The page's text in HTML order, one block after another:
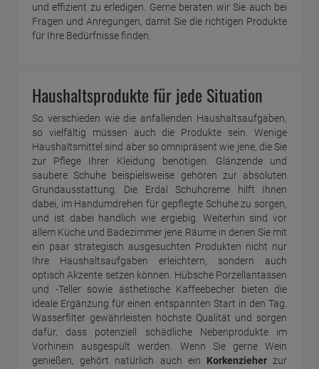
und effizient zu erledigen. Gerne beraten wir Sie auch bei
Fragen und Anregungen, damit Sie die richtigen Produkte
für Ihre Bedürfnisse finden.
Haushaltsprodukte für jede Situation
So verschieden wie die anfallenden Haushaltsaufgaben,
so vielfältig müssen auch die Produkte sein. Wenige
Haushaltsmittel sind aber so omnipräsent wie jene, die Sie
zur Pflege Ihrer Kleidung benötigen. Glänzende und
saubere Schuhe beispielsweise gehören zur absoluten
Grundausstattung. Die Erdal Schuhcreme hilft Ihnen
dabei, im Handumdrehen für gepflegte Schuhe zu sorgen,
und ist dabei handlich wie ergiebig. Weiterhin sind vor
allem Küche und Badezimmer jene Räume in denen Sie mit
ein paar strategisch ausgesuchten Produkten nicht nur
Ihre Haushaltsaufgaben erleichtern, sondern auch
optisch Akzente setzen können. Hübsche Porzellantassen
und -Teller sowie ästhetische Kaffeebecher bieten die
ideale Ergänzung für einen entspannten Start in den Tag.
Wasserfilter gewährleisten höchste Qualität und sorgen
dafür, dass potenziell schädliche Nebenprodukte im
Vorhinein ausgespült werden. Wenn Sie gerne Wein
genießen, gehört natürlich auch ein Korkenzieherzur